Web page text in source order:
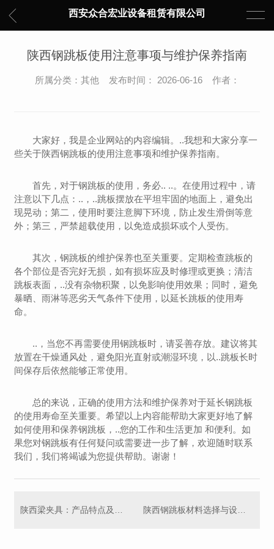
西安众合宏业设备租赁有限公司
陕西钢跳板使用注意事项与维护保养指南
所属分类：其他 发布时间： 2026-06-16 作者：
大家好，我是企业网站的内容编辑。..我想和大家分享一
些关于陕西钢跳板的使用注意事项和维护保养指南。
首先，对于钢跳板的使用，务必.. ..。在使用过程中，请
注意以下几点：..，..跳板摆放在平坦牢固的地面上，避免出
现晃动；第二，使用时要注意脚下环境，防止发生滑倒等意
外；第三，严禁超载使用，以免造成损坏或个人受伤。
其次，钢跳板的维护保养也至关重要。定期检查跳板的
各个部位是否完好无损，如有损坏应及时修理或更换；清洁
跳板表面，..没有杂物积聚，以免影响使用效果；同时，避免
暴晒、雨淋等恶劣天气条件下使用，以延长跳板的使用寿
命。
..，当您不再需要使用钢跳板时，请妥善存放。建议将其
放置在干燥通风处，避免阳光直射或潮湿环境，以..跳板长时
间保存后依然能够正常使用。
总的来说，正确的使用方法和维护保养对于延长钢跳板
的使用寿命至关重要。希望以上内容能帮助大家更好地了解
如何使用和保养钢跳板，..您的工作和生活更加 和便利。如
果您对钢跳板有任何疑问或需要进一步了解，欢迎随时联系
我们，我们将竭诚为您提供帮助。谢谢！